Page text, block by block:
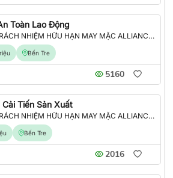
Toàn Lao Động
CÔNG TY TRÁCH NHIỆM HỮU HẠN MAY MẶC ALLIANCE ONE
Bến Tre
5160
Cải Tiến Sản Xuất
CÔNG TY TRÁCH NHIỆM HỮU HẠN MAY MẶC ALLIANCE ONE
Bến Tre
2016